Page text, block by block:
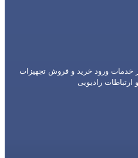
خدمات ورود خرید و فروش تجهیزات
رادیویی